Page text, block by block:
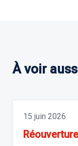
À voir
15 juin 2026